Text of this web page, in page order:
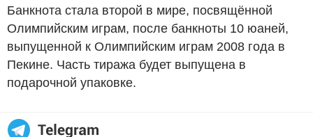
Банкнота стала второй в мире, посвящённой
Олимпийским играм, после банкноты 10 юаней,
выпущенной к Олимпийским играм 2008 года в
Пекине. Часть тиража будет выпущена в
подарочной упаковке.